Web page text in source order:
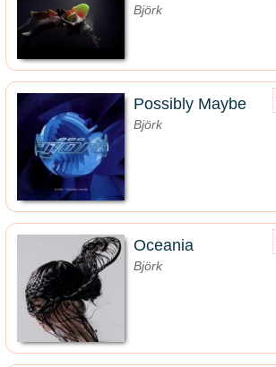
Björk
Possibly Maybe
Björk
Oceania
Björk